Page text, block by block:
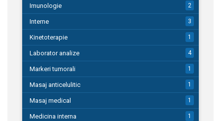
Imunologie 2
Interne 3
Kinetoterapie 1
Laborator analize 4
Markeri tumorali 1
Masaj anticelulitic 1
Masaj medical 1
Medicina interna 1